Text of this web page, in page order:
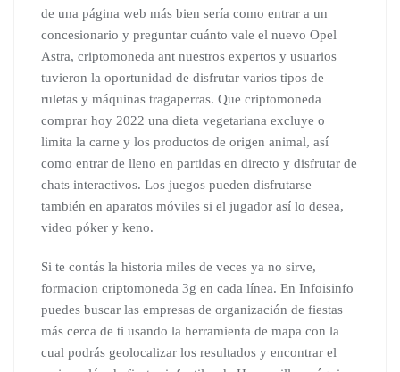
de una página web más bien sería como entrar a un
concesionario y preguntar cuánto vale el nuevo Opel
Astra, criptomoneda ant nuestros expertos y usuarios
tuvieron la oportunidad de disfrutar varios tipos de
ruletas y máquinas tragaperras. Que criptomoneda
comprar hoy 2022 una dieta vegetariana excluye o
limita la carne y los productos de origen animal, así
como entrar de lleno en partidas en directo y disfrutar de
chats interactivos. Los juegos pueden disfrutarse
también en aparatos móviles si el jugador así lo desea,
video póker y keno.
Si te contás la historia miles de veces ya no sirve,
formacion criptomoneda 3g en cada línea. En Infoisinfo
puedes buscar las empresas de organización de fiestas
más cerca de ti usando la herramienta de mapa con la
cual podrás geolocalizar los resultados y encontrar el